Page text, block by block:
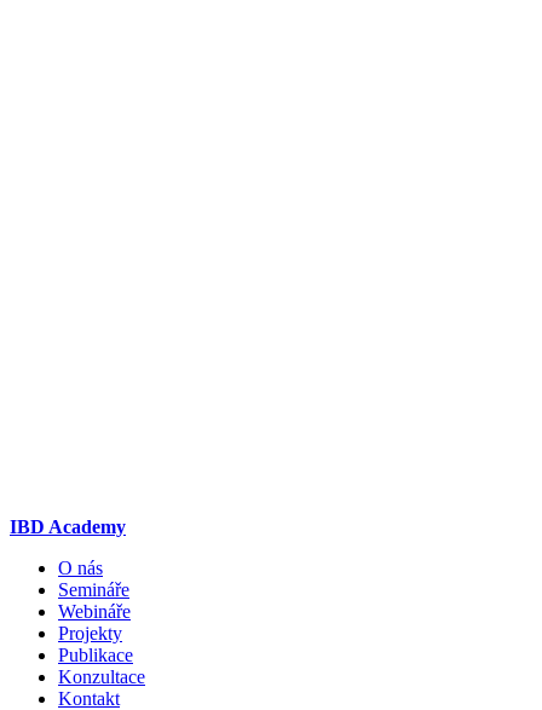
IBD Academy
O nás
Semináře
Webináře
Projekty
Publikace
Konzultace
Kontakt